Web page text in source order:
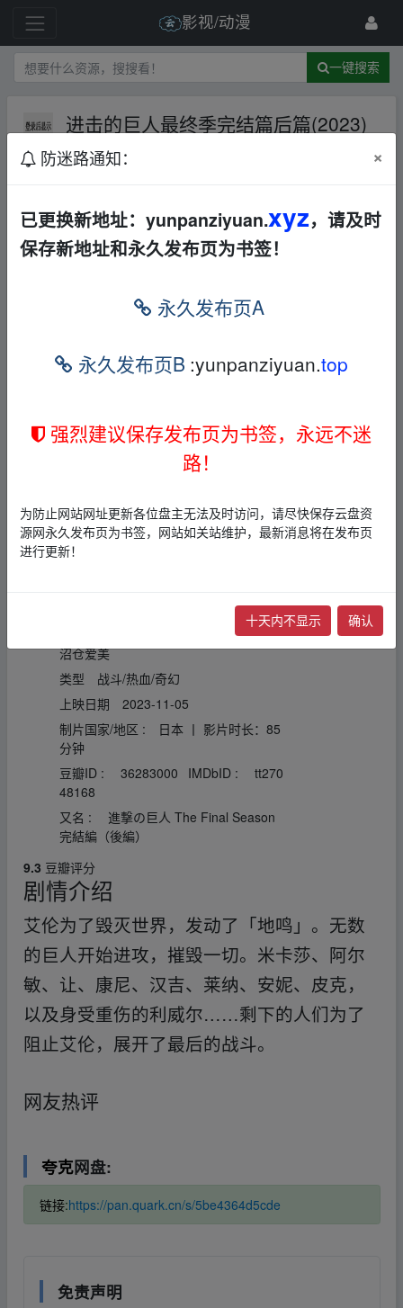
影视/动漫
一键搜索
进击的巨人最终季完结篇后篇(2023)
高清中字【43.0GB】
鸣」。无数的巨人开始进攻，摧
康尼、汉吉、莱纳、安妮、皮
克，以及身受重伤的利威尔……
剩下的人们为了阻止艾伦，展开
了最后的战斗。▁fr om w‥ww.y_un‥
pan▪zi、yu▂an.xy﹏z
浩史/细谷佳正/下野纮/三上枝织/谷山纪
章/朴璐美/子安武人/花江夏树/佐仓绫音/
沼仓爱美
类型
战斗/热血/奇幻
上映日期
2023-11-05
制片国家/地区 :
日本 丨 影片时长：85
分钟
豆瓣ID :
36283000 IMDbID :
tt270
48168
又名 :
進撃の巨人 The Final Season
完結編（後編）
9.3 豆瓣评分
剧情介绍
艾伦为了毁灭世界，发动了「地鸣」。无数
的巨人开始进攻，摧毁一切。米卡莎、阿尔
敏、让、康尼、汉吉、莱纳、安妮、皮克，
以及身受重伤的利威尔……剩下的人们为了
阻止艾伦，展开了最后的战斗。
网友热评
夸克网盘:
链接:https://pan.quark.cn/s/5be4364d5cde
免责声明
防迷路通知： ×
已更换新地址：yunpanziyuan.xyz，请及时
保存新地址和永久发布页为书签！
永久发布页A
永久发布页B :yunpanziyuan.top
强烈建议保存发布页为书签，永远不迷
路！
为防止网站网址更新各位盘主无法及时访问，请尽快保存云盘资
源网永久发布页为书签，网站如关站维护，最新消息将在发布页
进行更新！
十天内不显示 确认